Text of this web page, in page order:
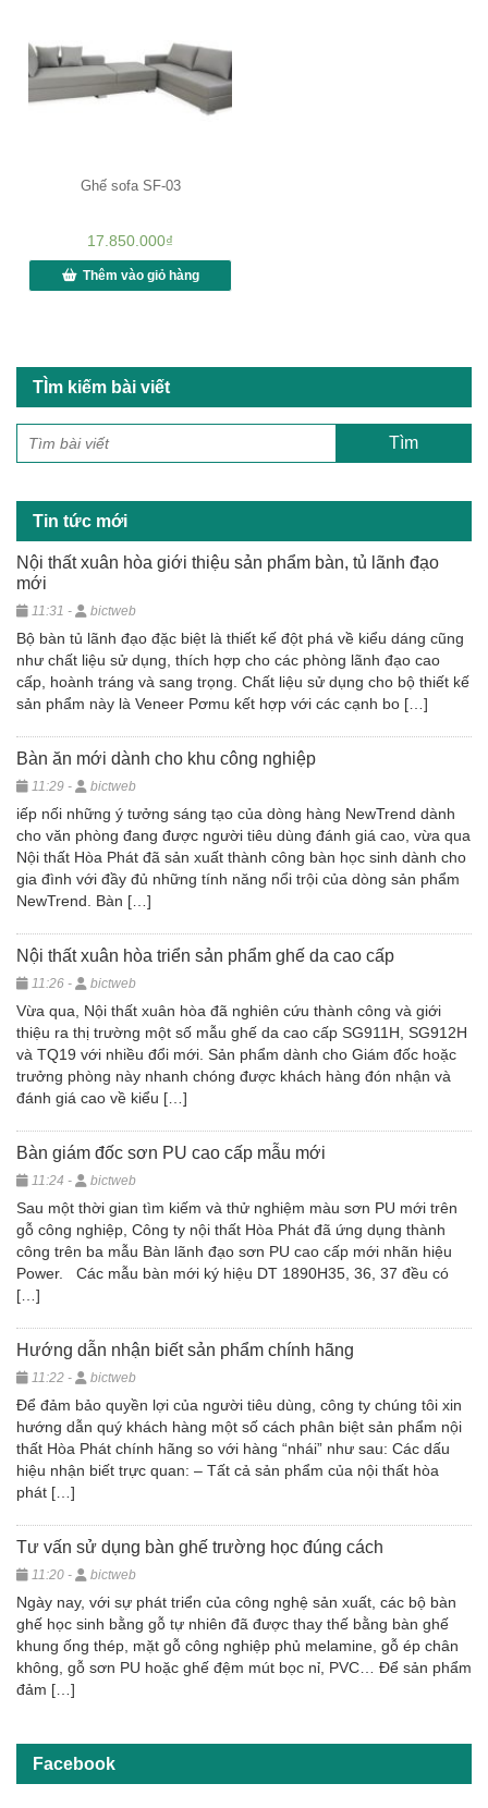
Ghế sofa SF-03
17.850.000₫
Thêm vào giỏ hàng
TÌm kiếm bài viết
Tin tức mới
Nội thất xuân hòa giới thiệu sản phẩm bàn, tủ lãnh đạo
mới
11:31 - bictweb
Bộ bàn tủ lãnh đạo đặc biệt là thiết kế đột phá về kiểu dáng cũng
như chất liệu sử dụng, thích hợp cho các phòng lãnh đạo cao
cấp, hoành tráng và sang trọng. Chất liệu sử dụng cho bộ thiết kế
sản phẩm này là Veneer Pơmu kết hợp với các cạnh bo […]
Bàn ăn mới dành cho khu công nghiệp
11:29 - bictweb
iếp nối những ý tưởng sáng tạo của dòng hàng NewTrend dành
cho văn phòng đang được người tiêu dùng đánh giá cao, vừa qua
Nội thất Hòa Phát đã sản xuất thành công bàn học sinh dành cho
gia đình với đầy đủ những tính năng nổi trội của dòng sản phẩm
NewTrend. Bàn […]
Nội thất xuân hòa triển sản phẩm ghế da cao cấp
11:26 - bictweb
Vừa qua, Nội thất xuân hòa đã nghiên cứu thành công và giới
thiệu ra thị trường một số mẫu ghế da cao cấp SG911H, SG912H
và TQ19 với nhiều đổi mới. Sản phẩm dành cho Giám đốc hoặc
trưởng phòng này nhanh chóng được khách hàng đón nhận và
đánh giá cao về kiểu […]
Bàn giám đốc sơn PU cao cấp mẫu mới
11:24 - bictweb
Sau một thời gian tìm kiếm và thử nghiệm màu sơn PU mới trên
gỗ công nghiệp, Công ty nội thất Hòa Phát đã ứng dụng thành
công trên ba mẫu Bàn lãnh đạo sơn PU cao cấp mới nhãn hiệu
Power. Các mẫu bàn mới ký hiệu DT 1890H35, 36, 37 đều có
[…]
Hướng dẫn nhận biết sản phẩm chính hãng
11:22 - bictweb
Để đảm bảo quyền lợi của người tiêu dùng, công ty chúng tôi xin
hướng dẫn quý khách hàng một số cách phân biệt sản phẩm nội
thất Hòa Phát chính hãng so với hàng “nhái” như sau: Các dấu
hiệu nhận biết trực quan: – Tất cả sản phẩm của nội thất hòa
phát […]
Tư vấn sử dụng bàn ghế trường học đúng cách
11:20 - bictweb
Ngày nay, với sự phát triển của công nghệ sản xuất, các bộ bàn
ghế học sinh bằng gỗ tự nhiên đã được thay thế bằng bàn ghế
khung ống thép, mặt gỗ công nghiệp phủ melamine, gỗ ép chân
không, gỗ sơn PU hoặc ghế đệm mút bọc nỉ, PVC… Để sản phẩm
đảm […]
Facebook